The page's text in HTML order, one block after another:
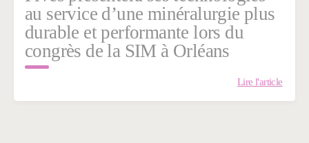
au service d’une minéralurgie plus
durable et performante lors du
congrès de la SIM à Orléans
Lire l'article